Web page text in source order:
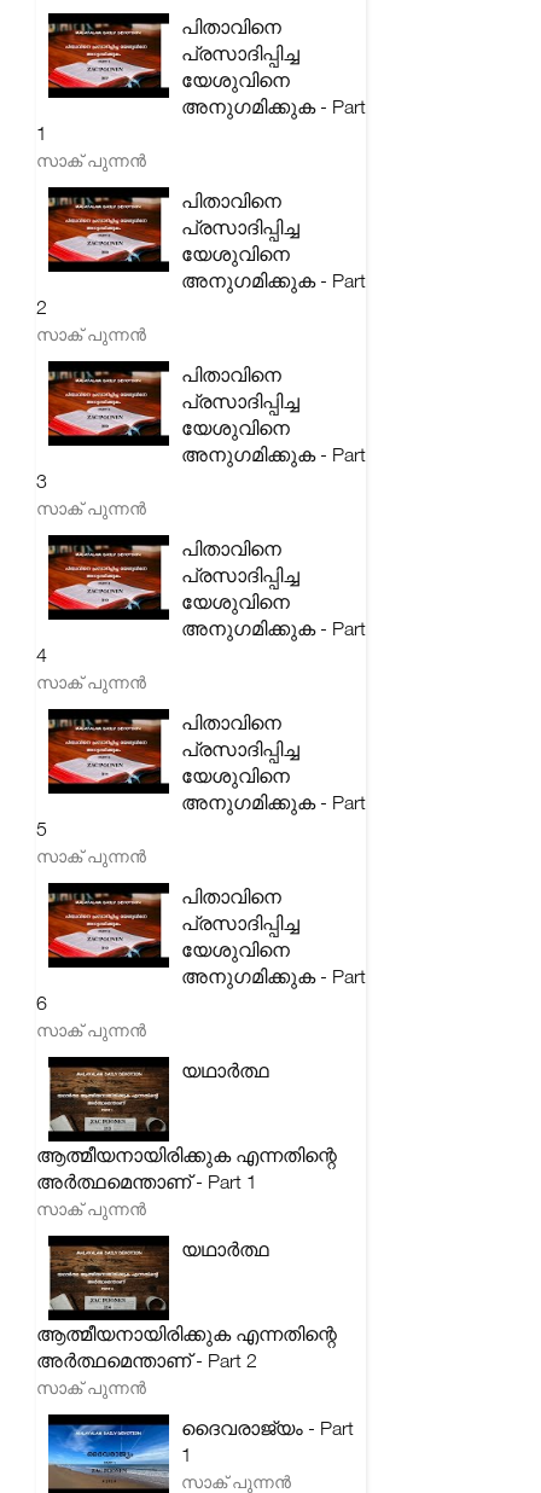
പിതാവിനെ
പ്രസാദിപ്പിച്ച
യേശുവിനെ
അനുഗമിക്കുക - Part
1
സാക് പുന്നൻ
പിതാവിനെ
പ്രസാദിപ്പിച്ച
യേശുവിനെ
അനുഗമിക്കുക - Part
2
സാക് പുന്നൻ
പിതാവിനെ
പ്രസാദിപ്പിച്ച
യേശുവിനെ
അനുഗമിക്കുക - Part
3
സാക് പുന്നൻ
പിതാവിനെ
പ്രസാദിപ്പിച്ച
യേശുവിനെ
അനുഗമിക്കുക - Part
4
സാക് പുന്നൻ
പിതാവിനെ
പ്രസാദിപ്പിച്ച
യേശുവിനെ
അനുഗമിക്കുക - Part
5
സാക് പുന്നൻ
പിതാവിനെ
പ്രസാദിപ്പിച്ച
യേശുവിനെ
അനുഗമിക്കുക - Part
6
സാക് പുന്നൻ
യഥാർത്ഥ
ആത്മീയനായിരിക്കുക എന്നതിന്റെ
അർത്ഥമെന്താണ് - Part 1
സാക് പുന്നൻ
യഥാർത്ഥ
ആത്മീയനായിരിക്കുക എന്നതിന്റെ
അർത്ഥമെന്താണ് - Part 2
സാക് പുന്നൻ
ദൈവരാജ്യം - Part
1
സാക് പുന്നൻ